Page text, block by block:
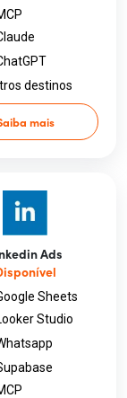
destinos
mais
Ads
Sheets
Studio